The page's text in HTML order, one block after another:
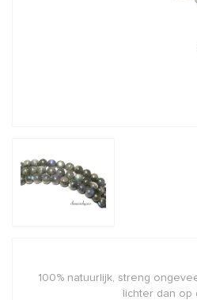
100% natuurlijk, streng
lichter dan op